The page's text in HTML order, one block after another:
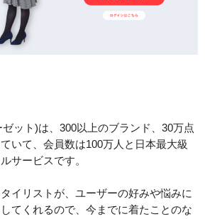
ット)は、300以上のブランド、30万点
いて、会員数は100万人と日本最大級
サービスです。
イリストが、ユーザーの好みや悩みに
てくれるので、今までに着たことのな